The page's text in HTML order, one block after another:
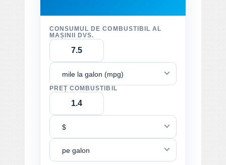
CONSUMUL DE COMBUSTIBIL AL
MAȘINII DVS.
mile la galon (mpg)
PREȚ COMBUSTIBIL
$
pe galon